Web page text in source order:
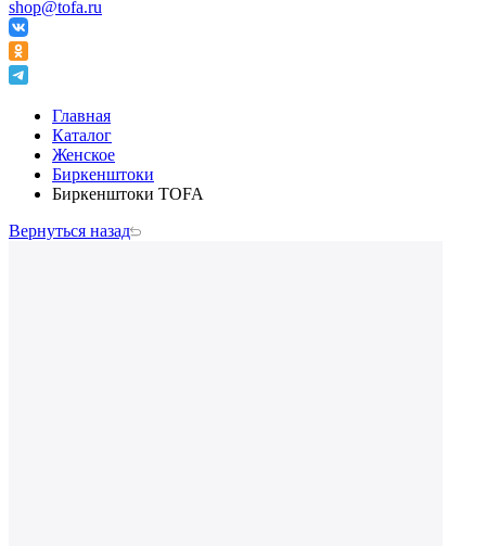
shop@tofa.ru
Главная
Каталог
Женское
Биркенштоки
Биркенштоки TOFA
Вернуться назад